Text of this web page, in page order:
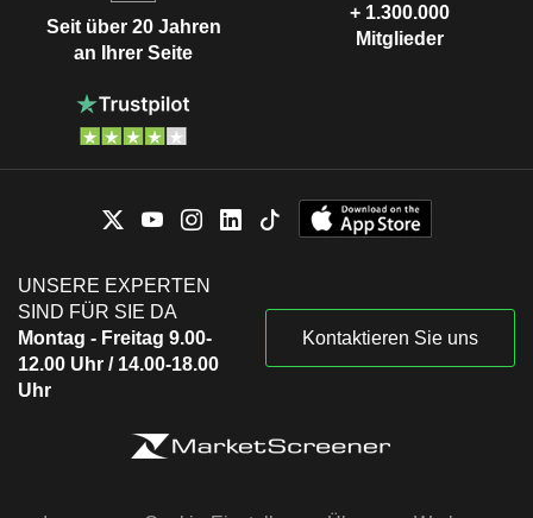
Seit über 20 Jahren
an Ihrer Seite
+ 1.300.000
Mitglieder
UNSERE EXPERTEN
SIND FÜR SIE DA
Montag - Freitag 9.00-
12.00 Uhr / 14.00-18.00
Uhr
Kontaktieren Sie uns